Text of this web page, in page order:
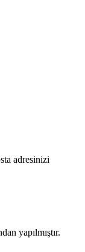
adresinizi
yapılmıştır.